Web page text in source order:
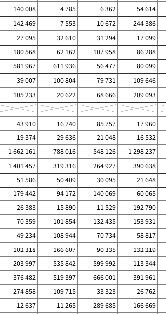
140 008 4 785 6 362
54 614
142 469 7 553 10 672
244 386
27 095 32 610 31 294
17 099
180 568 62 162 107 958
86 288
581 967 611 936 56 477
80 099
39 007 100 804 79 731
109 646
105 233 20 622 68 666
209 093
43 910 16 740 85 757
17 960
19 374 29 636 21 048
16 532
1 662 161 788 016 548 126
1 298 237
1 401 457 319 316 264 927
390 638
51 586 50 409 30 095
21 648
179 442 94 172 140 069
60 065
26 383 15 890 11 529
192 790
70 359 101 854 132 435
153 931
49 234 108 944 70 734
58 817
102 318 166 607 90 335
132 219
203 997 535 842 599 992
113 344
376 482 519 397 666 001
391 961
274 858 109 715 33 323
26 762
12 637 11 265 289 685
166 669